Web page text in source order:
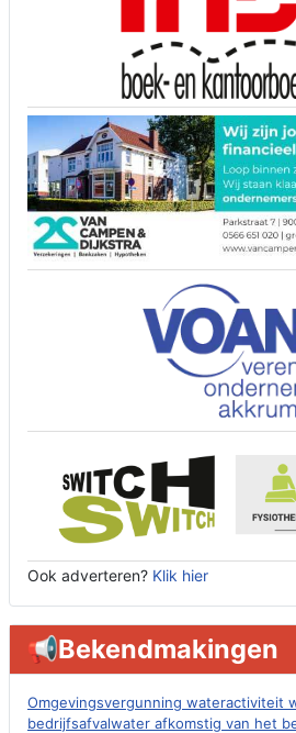
Ook adverteren? Klik hier
📢Bekendmakingen
Omgevingsvergunning wateractiviteit
bedrijfsafvalwater afkomstig van het